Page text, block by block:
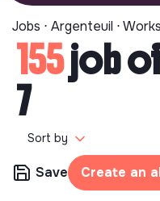
Jobs ⋅ Argenteuil ⋅
155job
7
Sort by
Save Create an